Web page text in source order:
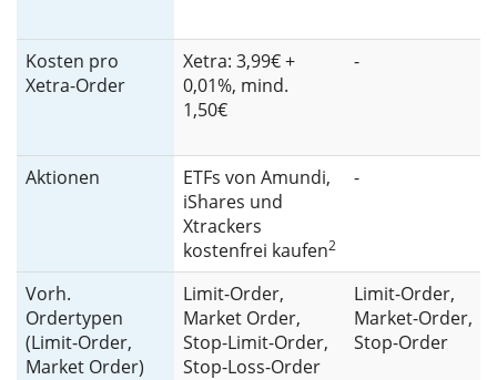
Kosten pro
Xetra-Order
Xetra: 3,99€ +
0,01%, mind.
1,50€
-
Aktionen
ETFs von Amundi,
iShares und
Xtrackers
kostenfrei kaufen2
-
Vorh.
Ordertypen
(Limit-Order,
Market Order)
Limit-Order,
Market Order,
Stop-Limit-Order,
Stop-Loss-Order
Limit-Order,
Market-Order,
Stop-Order